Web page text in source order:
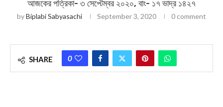
আজকের পত্রিকা- ৩ সেপ্টেম্বর ২০২০, বাং- ১৭ ভাদ্র ১৪২৭
byBiplabi Sabyasachi September 3, 2020 0 comment
SHARE 0